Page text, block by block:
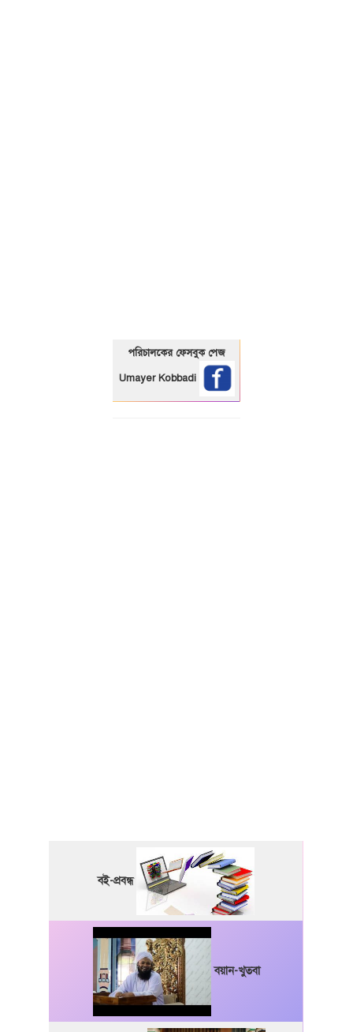
পরিচালকের ফেসবুক পেজ
Umayer Kobbadi
বই-প্রবন্ধ
বয়ান-খুতবা